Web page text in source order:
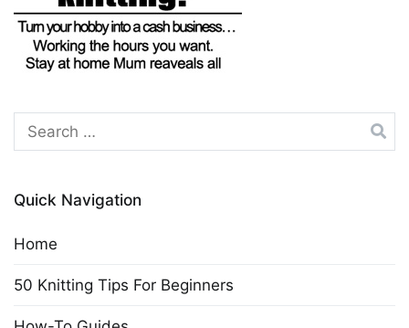
Search
for:
Quick Navigation
Home
50 Knitting Tips For Beginners